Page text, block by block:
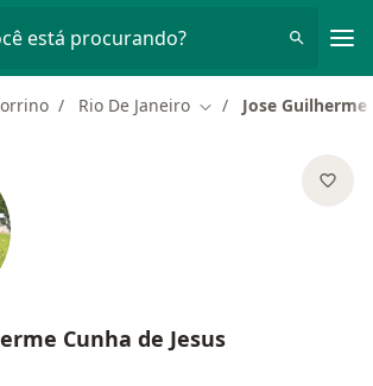
está procurando?
Rio De Janeiro Mudar de cidade
Jose Guilherme
Cunha de Jesus